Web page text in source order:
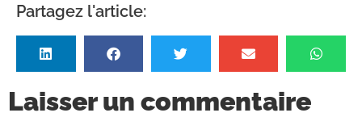
Partagez l'article:
Laisser un commentaire